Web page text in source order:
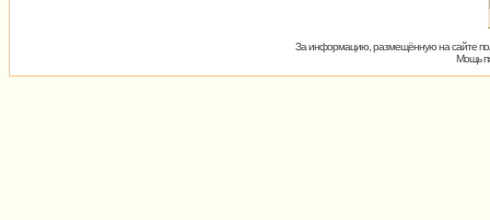
За информацию, размещённую на сайте
Мощь